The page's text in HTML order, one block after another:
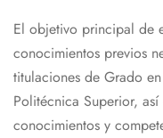
El objetivo principal de
conocimientos previos
titulaciones de Grado
Politécnica Superior,
conocimientos y